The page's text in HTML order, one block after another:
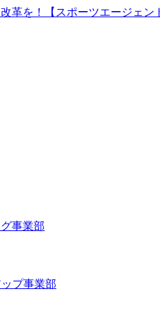
革を！【スポーツエージェン
事業部
プ事業部